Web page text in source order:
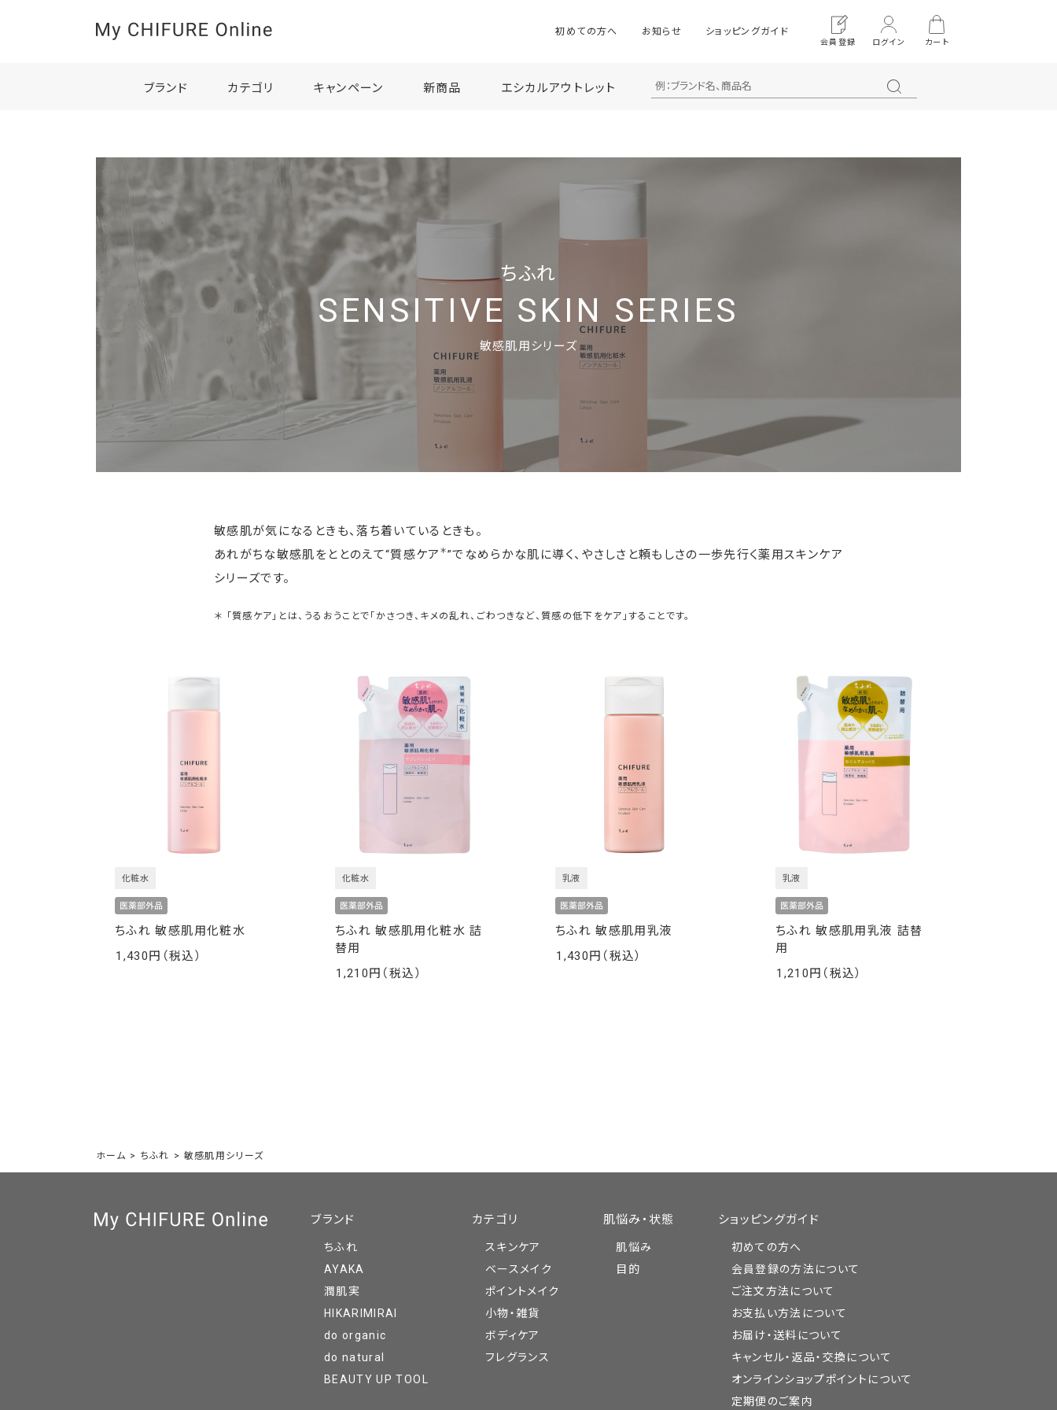
初めての方へ お知らせ ショッピングガイド
会員登録 ログイン カート
ブランド カテゴリ キャンペーン 新商品 エシカルアウトレット
ホーム > ちふれ > 敏感肌用シリーズ
ちふれ
SENSITIVE SKIN SERIES
敏感肌用シリーズ
敏感肌が気になるときも、落ち着いているときも。
あれがちな敏感肌をととのえて“質感ケア ＊”でなめらかな肌に導く、やさしさと頼もしさの一歩先行く薬用スキンケア
シリーズです。
＊ 「質感ケア」とは、うるおうことで「かさつき、キメの乱れ、ごわつきなど、質感の低下をケア」することです。
ちふれ 敏感肌用化粧水
化粧水
1,430
ちふれ 敏感肌用化粧水 詰
替用
化粧水
1,210
ちふれ 敏感肌用乳液
乳液
1,430
ちふれ 敏感肌用乳液 詰替
用
乳液
1,210
ブランド
ちふれ
AYAKA
潤肌実
HIKARIMIRAI
do organic
do natural
BEAUTY UP TOOL
カテゴリ
スキンケア
ベースメイク
ポイントメイク
小物・雑貨
ボディケア
フレグランス
肌悩み・状態
肌悩み
目的
ショッピングガイド
初めての方へ
会員登録の方法について
ご注文方法について
お支払い方法について
お届け・送料について
キャンセル・返品・交換について
オンラインショップポイントについて
定期便のご案内